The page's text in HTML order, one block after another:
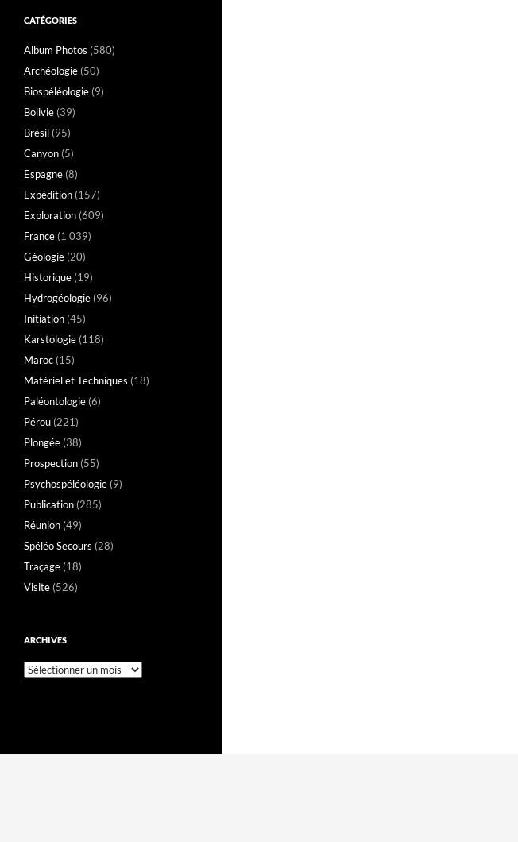
CATÉGORIES
Album Photos (580)
Archéologie (50)
Biospéléologie (9)
Bolivie (39)
Brésil (95)
Canyon (5)
Espagne (8)
Expédition (157)
Exploration (609)
France (1 039)
Géologie (20)
Historique (19)
Hydrogéologie (96)
Initiation (45)
Karstologie (118)
Maroc (15)
Matériel et Techniques (18)
Paléontologie (6)
Pérou (221)
Plongée (38)
Prospection (55)
Psychospéléologie (9)
Publication (285)
Réunion (49)
Spéléo Secours (28)
Traçage (18)
Visite (526)
ARCHIVES
Archives